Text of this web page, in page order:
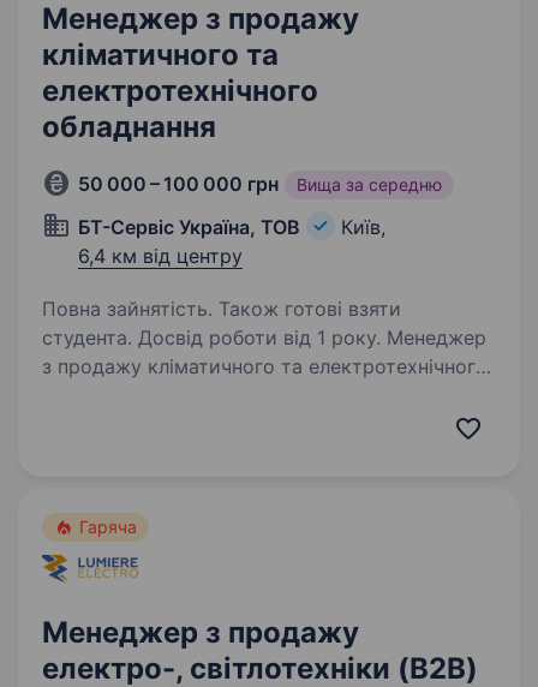
Менеджер з продажу
кліматичного та
електротехнічного
обладнання
50 000 – 100 000 грн Вища за середню
БТ-Сервіс Україна, ТОВ
Київ,
6,4 км від центру
Повна зайнятість. Також готові взяти
студента. Досвід роботи від 1 року. Менеджер
з продажу кліматичного та електротехнічного
Гаряча
Менеджер з продажу
електро-, світлотехніки (B2B)